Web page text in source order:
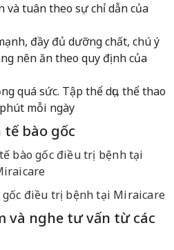
và tuân theo sự chỉ dẫn của
đầy đủ dưỡng chất, chú ý
nên ăn theo quy định của
quá sức. Tập thể dục, thể thao
mỗi ngày
bào gốc
điều trị bệnh tại Miraicare
và nghe tư vấn từ các